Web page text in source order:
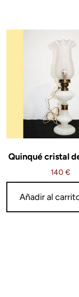
Quinqué cristal
140 €
Añadir al